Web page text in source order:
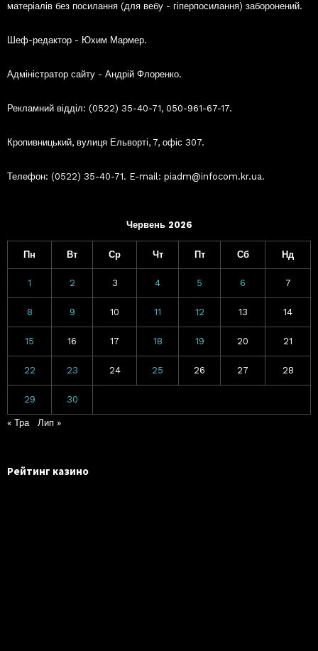
матеріалів без посилання (для вебу - гіперпосилання) заборонений.
Шеф-редактор - Юхим Мармер.
Адміністратор сайту - Андрій Флоренко.
Рекламний відділ: (0522) 35-40-71, 050-961-67-17.
Кропивницький, вулиця Ельворті, 7, офіс 307.
Телефон: (0522) 35-40-71. E-mail: piadm@infocom.kr.ua.
Червень 2026
Пн Вт Ср Чт Пт Сб Нд
1 2 3 4 5 6 7
8 9 10 11 12 13 14
15 16 17 18 19 20 21
22 23 24 25 26 27 28
29 30
« Тра Лип »
Рейтинг казино